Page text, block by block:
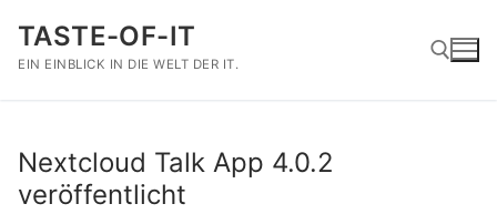
Inhalt
springen
TASTE-OF-IT
EIN EINBLICK IN DIE WELT DER IT.
Nextcloud Talk App 4.0.2
veröffentlicht